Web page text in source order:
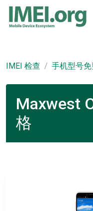
IMEI 检查 手机型号
Maxwest
格